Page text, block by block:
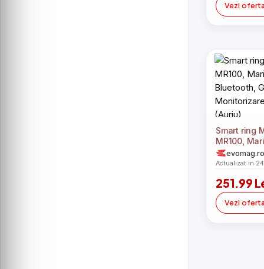
Vezi
Smart ring
MR100,
Bluetooth,
evomag.ro
Actualizat in
251.99
Vezi